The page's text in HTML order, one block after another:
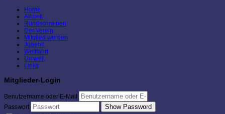
Home
Aktuell
Rundschreiben
Der Verein
Mitglied werden
Jugend
Wettfahrt
Umwelt
Links
Mitglieder-Login
Benutzername oder E-Mail
Passwort
Show Password